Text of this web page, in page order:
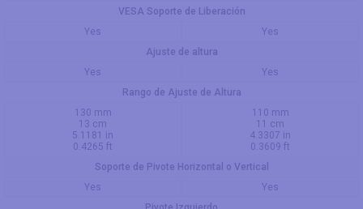
VESA Soporte de Liberación
Yes
Yes
Ajuste de altura
Yes
Yes
Rango de Ajuste de Altura
130 mm
13 cm
5.1181 in
0.4265 ft
110 mm
11 cm
4.3307 in
0.3609 ft
Soporte de Pivote Horizontal o Vertical
Yes
Yes